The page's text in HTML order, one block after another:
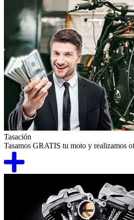
Tasación
Tasamos GRATIS tu moto y realizamos